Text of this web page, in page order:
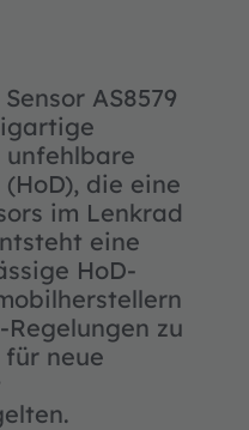
AS8579
unfehlbare
die eine
im Lenkrad
eine
HoD-
zu
neue